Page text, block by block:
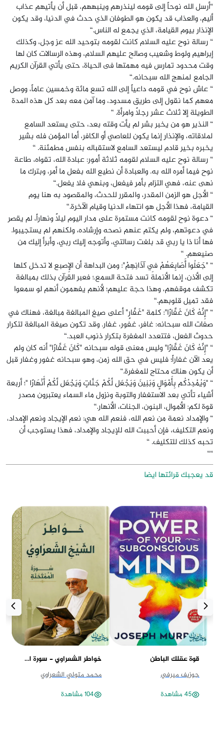
“أرسل الله نوحاً إلى قومه لينذرهم وينبههم، قبل أن يأتيهم عذاب
أليم، والعذاب قد يكون هو الطوفان الذي حدث في الدنيا، وقد يكون
الإنذار بيوم القيامة، الذي يجمع له الناس.“
“ رسالة نوح عليه السلام كانت لقومه بتوحيد الله عز وجل، وكذلك
إبراهيم ولوط وشعيب وصالح عليهم السلام، وهذه الرسالات كان لها
وقت محدود تمارس فيه مهمتها فى الحياة، حتى يأتي القرآن الكريم
الجامع لمنهج الله سبحانه.“
“ عاش نوح في قومه داعياً إلى الله تسع مائة وخمسين عاماً، ووصل
معهم كما نقول إلى طريق مسدود، وما آمن معه بعد كل هذه المدة
الطويلة إلا ثلاث عشر رجلاً وامرأة. “
“ النذير هو من يخبر بشر لم يأت وقته بعد، حتى يستعد السامع
لملاقاته، والإنذار إنما يكون للعاصي أو الكافر، أما المؤمن فله بشير
يخبره بخير قادم ليستعد السامع لاستقباله بنفس مطمئنة. “
“ رسالة نوح عليه السلام لقومه ثلاثة أمور: عبادة الله، تقواه، طاعة
نوح فيما أمره الله به. والعبادة أن نطيع الله بفعل ما أمر، وبترك ما
نهى عنه، فهي التزام بأمر فيفعل، وبنهي فلا يفعل.“
“ الأجل هو الزمن المقدر، والمقرر للحدث، والمقصود به هنا يوم
القيامة، فهذا الأجل هو انتهاء الدنيا وقيام الآخرة.“
“ دعوة نوح لقومه كانت مستمرة على مدار اليوم ليلاً ونهاراً، لم يقصر
في دعوتهم، ولم يكتم عنهم نصحه وإرشاده، ولكنهم لم يستجيبوا.
فها أنا ذا يا ربي قد بلغت رسالتي، وأتوجه إليك ربي، وأبرأ إليك من
صنيعهم. “
“ "جَعَلُوا أَصَابِعَهُمْ فِي آذَانِهِمْ": ومن البداهة أن الإِصبع لا تدخل كلها
إلى الأذن، إنما الأنملة تسد فتحة السمع.؛ فعبر القرآن بذلك بمبالغة
تكشف موقفهم، وهذا حجة عليهم؛ لأنهم يفهمون أنهم لو سمعوا
فقد تميل قلوبهم.“
“ "إِنَّهُ كَانَ غَفَّارًا": كلمة "غَفَّارٍ" أعلى صيغ المبالغة مبالغة، فهناك في
صفات الله سبحانه: غافر، غفور، غفار. وقد تكون صيغة المبالغة لتكرار
حدوث الفعل، فتتعدد المغفرة بتكرار ذنوب العبد.“
“ "إِنَّهُ كَانَ غَفَّارًا" وليس معنى قوله سبحانه "كَانَ غَفَّارًا" أنه كان ولم
يعد الآن غفاراً؛ فليس في حق الله زمن، وهو سبحانه غفور وغفار قبل
أن يكون هناك محتاج للمغفرة.“
“ "وَيُمْدِدْكُم بِأَمْوَالٍ وَبَنِينَ وَيَجْعَل لَّكُمْ جَنَّاتٍ وَيَجْعَل لَّكُمْ أَنْهَارًا "؛ أربعة
أشياء تأتي بعد الاستغفار والتوبة ونزول ماء السماء يعتبرون مصدر
قوة لكم: الأموال، البنون، الجنات، الأنهار.“
“ والإمداد نعمة من نعم الله، فنعم الله هي: نعم الإيجاد ونعم الإمداد،
ونعم التكليف، فإن أحببت الله للإيجاد والإمداد، فهذا يستوجب أن
تحبه كذلك للتكليف. “
““
قد يعجبك قرائتها ايضا
قوة عقلك الباطن
جوزيف ميرفي
45 مشاهدة
خواطر الشعراوي - سورة الممتحنة
محمد متولي الشعراوي
104 مشاهدة